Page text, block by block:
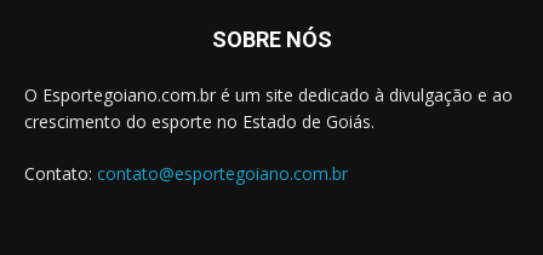
SOBRE NÓS
O Esportegoiano.com.br é um site dedicado à divulgação e ao
crescimento do esporte no Estado de Goiás.
Contato: contato@esportegoiano.com.br